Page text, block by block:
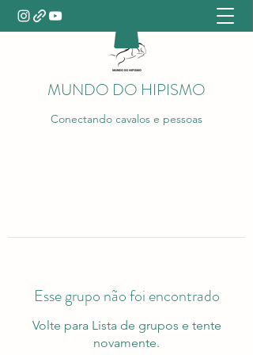
MUNDO DO HIPISMO
Conectando cavalos e pessoas
Esse grupo não foi encontrado
Volte para Lista de grupos e tente
novamente.